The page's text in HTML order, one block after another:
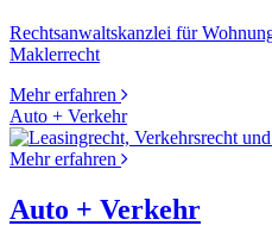
Rechtsanwaltskanzlei für
Maklerrecht
Mehr erfahren
Auto + Verkehr
Mehr erfahren
Auto + Verkehr